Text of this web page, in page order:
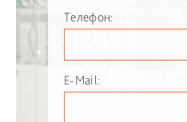
Телефон:
E-Mail: